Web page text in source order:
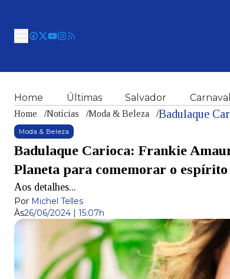
Home Últimas Salvador Carnaval
Home /Notícias /Moda & Beleza /
Moda & Beleza
Badulaque Carioca: Frankie
Planeta para comemorar o
Aos detalhes...
Por Michel Telles
Às26/06/2024 | 15:07h